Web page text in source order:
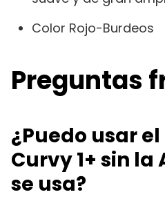
Color Rojo-Burdeos
Preguntas
¿Puedo usar
Curvy 1+ sin la
se usa?